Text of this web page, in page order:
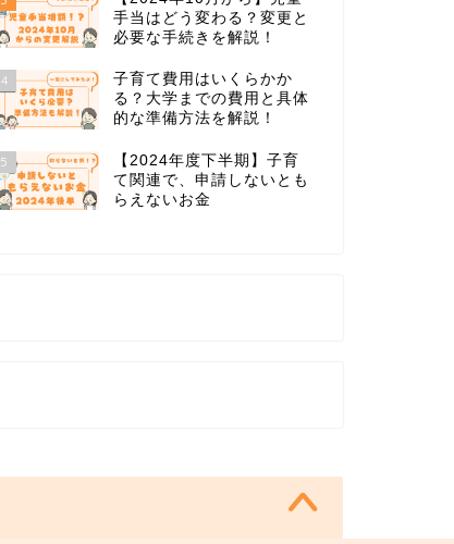
手当はどう変わる？変更と
必要な手続きを解説！
4
子育て費用はいくらかか
る？大学までの費用と具体
的な準備方法を解説！
5
【2024年度下半期】子育
て関連で、申請しないとも
らえないお金